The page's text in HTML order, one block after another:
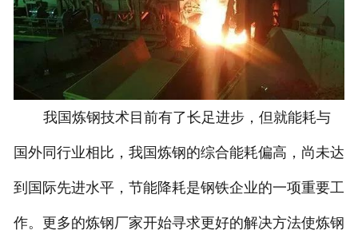
联系我们
我国炼钢技术目前有了长足进步，但就能耗与
国外同行业相比，我国炼钢的综合能耗偏高，尚未达
到国际先进水平，节能降耗是钢铁企业的一项重要工
作。更多的炼钢厂家开始寻求更好的解决方法使炼钢